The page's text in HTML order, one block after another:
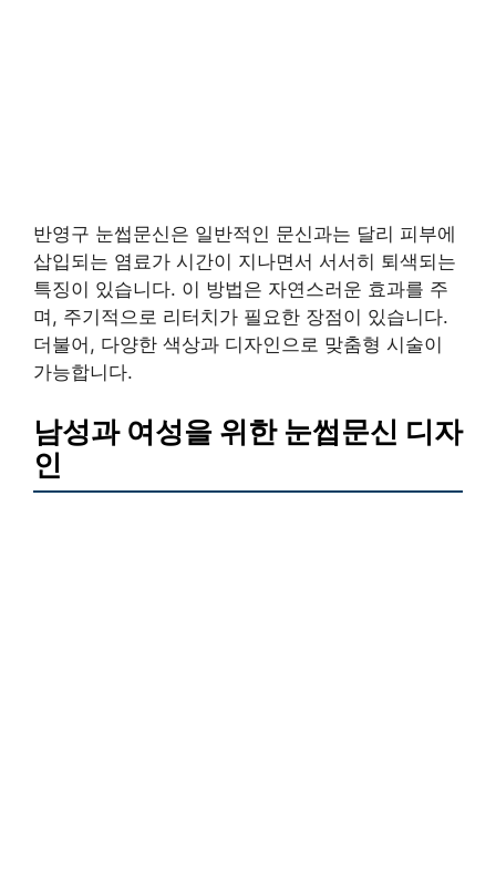
반영구 눈썹문신은 일반적인 문신과는 달리 피부에
삽입되는 염료가 시간이 지나면서 서서히 퇴색되는
특징이 있습니다. 이 방법은 자연스러운 효과를 주
며, 주기적으로 리터치가 필요한 장점이 있습니다.
더불어, 다양한 색상과 디자인으로 맞춤형 시술이
가능합니다.
남성과 여성을 위한 눈썹문신 디자
인